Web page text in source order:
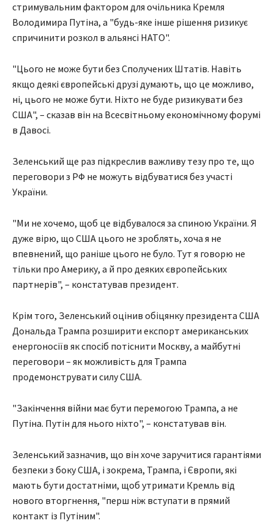
стримувальним фактором для очільника Кремля
Володимира Путіна, а "будь-яке інше рішення ризикує
спричинити розкол в альянсі НАТО".
"Цього не може бути без Сполучених Штатів. Навіть
якщо деякі європейські друзі думають, що це можливо,
ні, цього не може бути. Ніхто не буде ризикувати без
США", – сказав він на Всесвітньому економічному форумі
в Давосі.
Зеленський ще раз підкреслив важливу тезу про те, що
переговори з РФ не можуть відбуватися без участі
України.
"Ми не хочемо, щоб це відбувалося за спиною України. Я
дуже вірю, що США цього не зроблять, хоча я не
впевнений, що раніше цього не було. Тут я говорю не
тільки про Америку, а й про деяких європейських
партнерів", – констатував президент.
Крім того, Зеленський оцінив обіцянку президента США
Дональда Трампа розширити експорт американських
енергоносіїв як спосіб потіснити Москву, а майбутні
переговори – як можливість для Трампа
продемонструвати силу США.
"Закінчення війни має бути перемогою Трампа, а не
Путіна. Путін для нього ніхто", – констатував він.
Зеленський зазначив, що він хоче заручитися гарантіями
безпеки з боку США, і зокрема, Трампа, і Європи, які
мають бути достатніми, щоб утримати Кремль від
нового вторгнення, "перш ніж вступати в прямий
контакт із Путіним".